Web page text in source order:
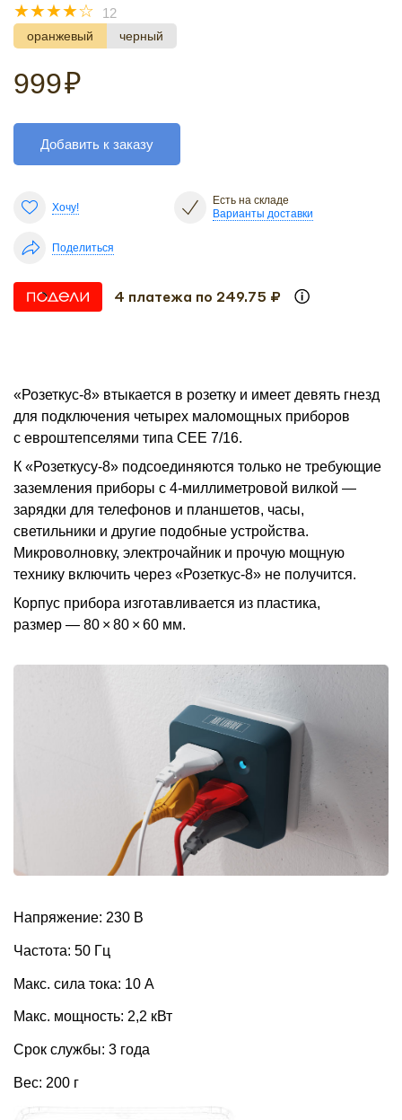
☆
☆
☆
☆
☆ 12
оранжевый черный
999₽
Добавить к заказу
Хочу!
Есть на складе
Варианты доставки
Поделиться
4 платежа по 249.75 ₽
«Розеткус-8» втыкается в розетку и имеет девять гнезд
для подключения четырех маломощных приборов
с евроштепселями типа CEE 7/16.
К «Розеткусу-8» подсоединяются только не требующие
заземления приборы с 4-миллиметровой вилкой —
зарядки для телефонов и планшетов, часы,
светильники и другие подобные устройства.
Микроволновку, электрочайник и прочую мощную
технику включить через «Розеткус-8» не получится.
Корпус прибора изготавливается из пластика,
размер — 80 × 80 × 60 мм.
Напряжение: 230 В
Частота: 50 Гц
Макс. сила тока: 10 А
Макс. мощность: 2,2 кВт
Срок службы: 3 года
Вес: 200 г